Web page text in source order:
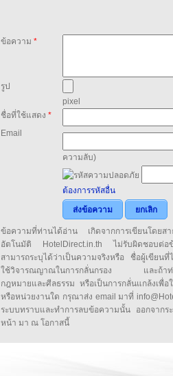
ข้อความ *
รูป
pixel
ชื่อที่ใช้แสดง *
Email
ความลับ)
ต้องการรหัสอื่น
ส่งข้อความ
ยกเลิก
ข้อความที่ท่านได้อ่าน เกิดจากการเขียนโดย
อัตโนมัติ HotelDirect.in.th ไม่รับผิดชอบต่อ
สามารถระบุได้ว่าเป็นความจริงหรือ ชื่อผู้เขียน
ใช้วิจารณญาณในการกลั่นกรอง และถ้าท่า
กฎหมายและศีลธรรม หรือเป็นการกลั่นแกล้งเพื่
หรือหน่วยงานใด กรุณาส่ง email มาที่
ระบบทราบและทำการลบข้อความนั้น ออกจาก
หน้า มา ณ โอกาสนี้